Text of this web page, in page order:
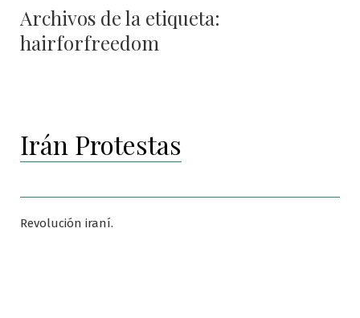
Archivos de la etiqueta:
hairforfreedom
Irán Protestas
Revolución iraní.